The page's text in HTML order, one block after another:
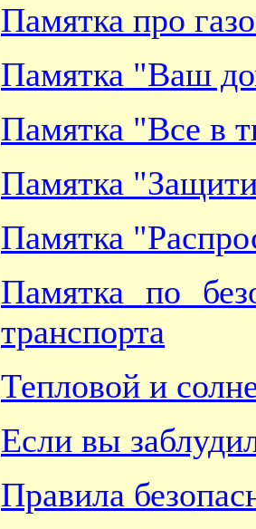
Памятка про
Памятка "Ваш
Памятка "Все в
Памятка
Памятка
Памятка по
транспорта
Тепловой и
Если вы
Правила